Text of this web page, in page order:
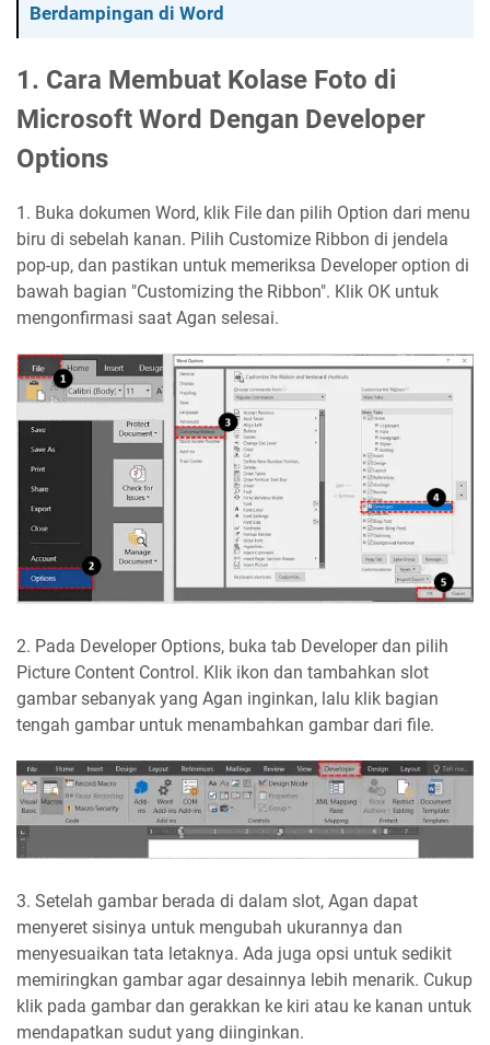
Berdampingan di Word
1. Cara Membuat Kolase Foto di
Microsoft Word Dengan Developer
Options
1. Buka dokumen Word, klik File dan pilih Option dari menu
biru di sebelah kanan. Pilih Customize Ribbon di jendela
pop-up, dan pastikan untuk memeriksa Developer option di
bawah bagian "Customizing the Ribbon". Klik OK untuk
mengonfirmasi saat Agan selesai.
2. Pada Developer Options, buka tab Developer dan pilih
Picture Content Control. Klik ikon dan tambahkan slot
gambar sebanyak yang Agan inginkan, lalu klik bagian
tengah gambar untuk menambahkan gambar dari file.
3. Setelah gambar berada di dalam slot, Agan dapat
menyeret sisinya untuk mengubah ukurannya dan
menyesuaikan tata letaknya. Ada juga opsi untuk sedikit
memiringkan gambar agar desainnya lebih menarik. Cukup
klik pada gambar dan gerakkan ke kiri atau ke kanan untuk
mendapatkan sudut yang diinginkan.